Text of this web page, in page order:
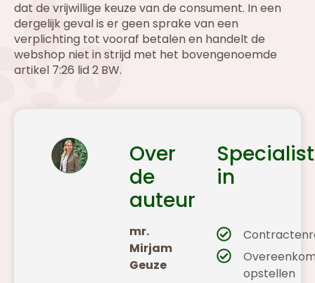
dat de vrijwillige keuze van de consument. In een
dergelijk geval is er geen sprake van een
verplichting tot vooraf betalen en handelt de
webshop niet in strijd met het bovengenoemde
artikel 7:26 lid 2 BW.
Over
de
auteur
mr.
Mirjam
Geuze
Specialist
in
opstellen